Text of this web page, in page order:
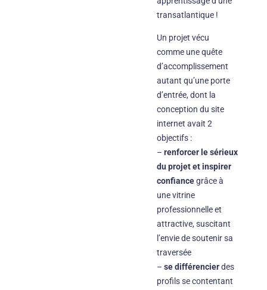
transatlantique !
Un projet vécu
comme une quête
d’accomplissement
autant qu’une porte
d’entrée, dont la
conception du site
internet avait 2
objectifs :
–renforcer le sérieux
du projet et inspirer
confiancegrâce à
une vitrine
professionnelle et
attractive, suscitant
l’envie de soutenir sa
traversée
–se différencierdes
profils se contentant